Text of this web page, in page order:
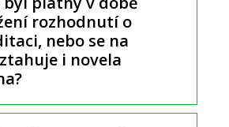
rozhodnutí o
nebo se na
i novela